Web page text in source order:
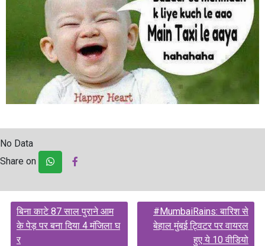
No Data
Share on
Post
navigation
बिना काटे 87 साल पुराने आम
के पेड़ पर बना दिया 4 मंजिला घ
र
#MumbaiRains: बारिश से
बेहाल मुंबई ट्विटर पर वायरल
हुए ये 10 वीडियो